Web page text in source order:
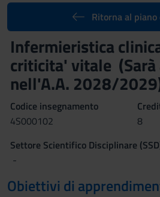
Ritorna al
Infermieristica
criticita' vitale
nell'A.A. 2028/
Codice insegnamento
4S000102
8
Settore Scientifico Disciplinare
-
Obiettivi di